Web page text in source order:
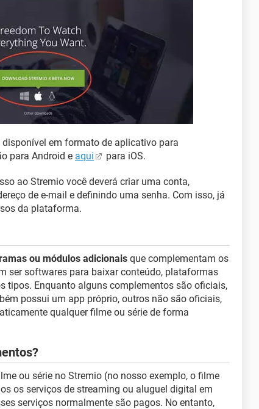
em formato de aplicativo para
para Android e aqui para iOS.
ao Stremio você deverá criar uma conta,
de e-mail e definindo uma senha. Com isso, já
da plataforma.
ou módulos adicionais que complementam os
ser softwares para baixar conteúdo, plataformas
tipos. Enquanto alguns complementos são oficiais,
possui um app próprio, outros não são oficiais,
qualquer filme ou série de forma
ou série no Stremio (no nosso exemplo, o filme
os serviços de streaming ou aluguel digital em
serviços normalmente são pagos. No entanto,